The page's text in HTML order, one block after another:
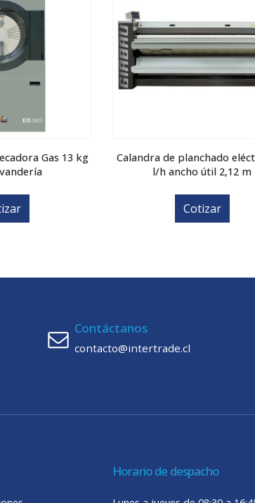
Gas 13 kg
Calandra de planchado
l/h ancho útil 2,12 m
Cotizar
Contáctanos
contacto@intertrade.cl
Horario de despacho